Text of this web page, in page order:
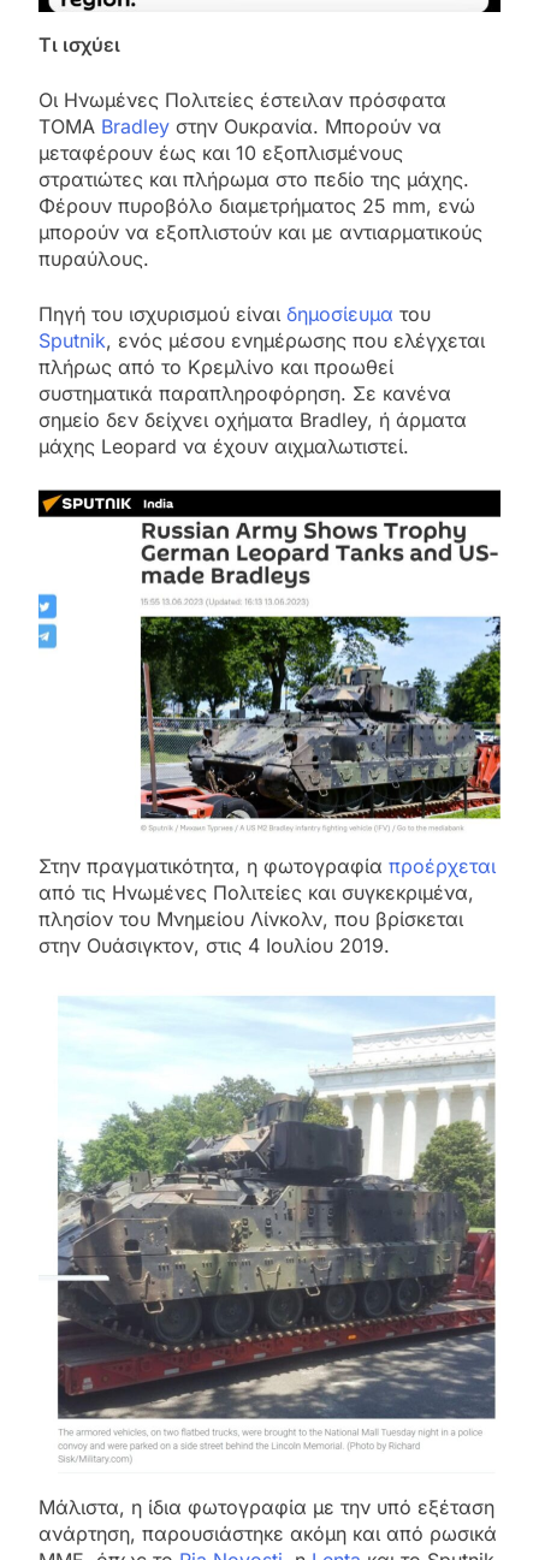
Τι ισχύει
Οι Ηνωμένες Πολιτείες έστειλαν πρόσφατα
ΤΟΜΑ Bradley στην Ουκρανία. Μπορούν να
μεταφέρουν έως και 10 εξοπλισμένους
στρατιώτες και πλήρωμα στο πεδίο της μάχης.
Φέρουν πυροβόλο διαμετρήματος 25 mm, ενώ
μπορούν να εξοπλιστούν και με αντιαρματικούς
πυραύλους.
Πηγή του ισχυρισμού είναι δημοσίευμα του
Sputnik, ενός μέσου ενημέρωσης που ελέγχεται
πλήρως από το Κρεμλίνο και προωθεί
συστηματικά παραπληροφόρηση. Σε κανένα
σημείο δεν δείχνει οχήματα Bradley, ή άρματα
μάχης Leopard να έχουν αιχμαλωτιστεί.
Στην πραγματικότητα, η φωτογραφία προέρχεται
από τις Ηνωμένες Πολιτείες και συγκεκριμένα,
πλησίον του Μνημείου Λίνκολν, που βρίσκεται
στην Ουάσιγκτον, στις 4 Ιουλίου 2019.
Μάλιστα, η ίδια φωτογραφία με την υπό εξέταση
ανάρτηση, παρουσιάστηκε ακόμη και από ρωσικά